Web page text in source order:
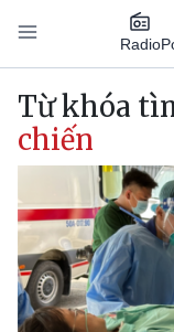
Nhảy đến nội dung
Radio
Main
Từ khóa
chiến